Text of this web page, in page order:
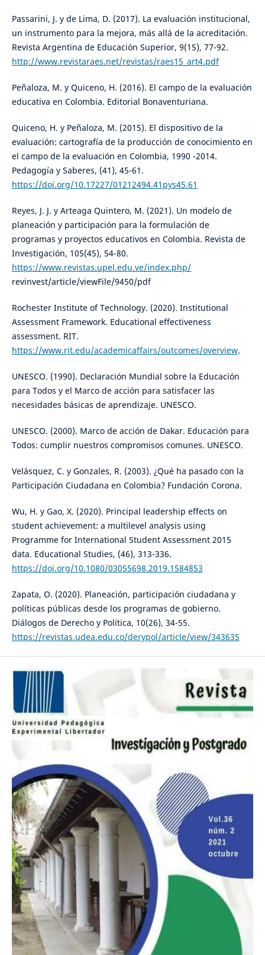
Passarini, J. y de Lima, D. (2017). La evaluación institucional,
un instrumento para la mejora, más allá de la acreditación.
Revista Argentina de Educación Superior, 9(15), 77-92.
http://www.revistaraes.net/revistas/raes15_art4.pdf
Peñaloza, M. y Quiceno, H. (2016). El campo de la evaluación
educativa en Colombia. Editorial Bonaventuriana.
Quiceno, H. y Peñaloza, M. (2015). El dispositivo de la
evaluación: cartografía de la producción de conocimiento en
el campo de la evaluación en Colombia, 1990 -2014.
Pedagogía y Saberes, (41), 45-61.
https://doi.org/10.17227/01212494.41pys45.61
Reyes, J. J. y Arteaga Quintero, M. (2021). Un modelo de
planeación y participación para la formulación de
programas y proyectos educativos en Colombia. Revista de
Investigación, 105(45), 54-80.
https://www.revistas.upel.edu.ve/index.php/
revinvest/article/viewFile/9450/pdf
Rochester Institute of Technology. (2020). Institutional
Assessment Framework. Educational effectiveness
assessment. RIT.
https://www.rit.edu/academicaffairs/outcomes/overview.
UNESCO. (1990). Declaración Mundial sobre la Educación
para Todos y el Marco de acción para satisfacer las
necesidades básicas de aprendizaje. UNESCO.
UNESCO. (2000). Marco de acción de Dakar. Educación para
Todos: cumplir nuestros compromisos comunes. UNESCO.
Velásquez, C. y Gonzales, R. (2003). ¿Qué ha pasado con la
Participación Ciudadana en Colombia? Fundación Corona.
Wu, H. y Gao, X. (2020). Principal leadership effects on
student achievement: a multilevel analysis using
Programme for International Student Assessment 2015
data. Educational Studies, (46), 313-336.
https://doi.org/10.1080/03055698.2019.1584853
Zapata, O. (2020). Planeación, participación ciudadana y
políticas públicas desde los programas de gobierno.
Diálogos de Derecho y Política, 10(26), 34-55.
https://revistas.udea.edu.co/derypol/article/view/343635